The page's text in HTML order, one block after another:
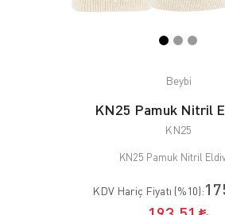
Beybi
KN25 Pamuk Nitril
KN25
KN25 Pamuk Nitril
KDV Hariç Fiyatı (%10):